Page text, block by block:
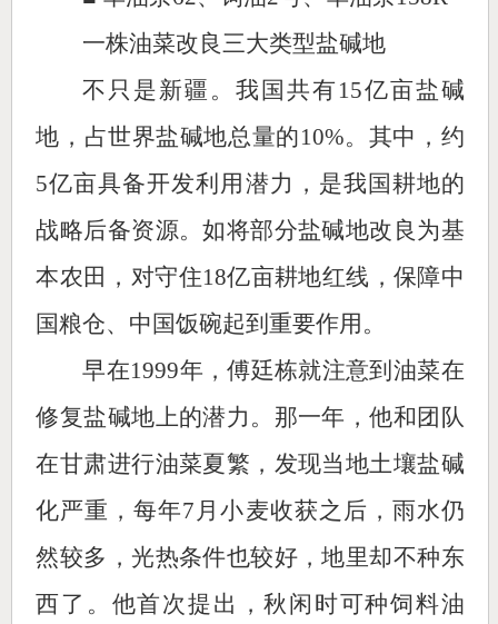
一株油菜改良三大类型盐碱地
不只是新疆。我国共有15亿亩盐碱
地，占世界盐碱地总量的10%。其中，约
5亿亩具备开发利用潜力，是我国耕地的
战略后备资源。如将部分盐碱地改良为基
本农田，对守住18亿亩耕地红线，保障中
国粮仓、中国饭碗起到重要作用。
早在1999年，傅廷栋就注意到油菜在
修复盐碱地上的潜力。那一年，他和团队
在甘肃进行油菜夏繁，发现当地土壤盐碱
化严重，每年7月小麦收获之后，雨水仍
然较多，光热条件也较好，地里却不种东
西了。他首次提出，秋闲时可种饲料油